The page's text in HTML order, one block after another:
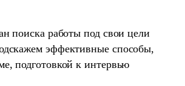
поиска работы под свои цели
эффективные способы,
подготовкой к интервью